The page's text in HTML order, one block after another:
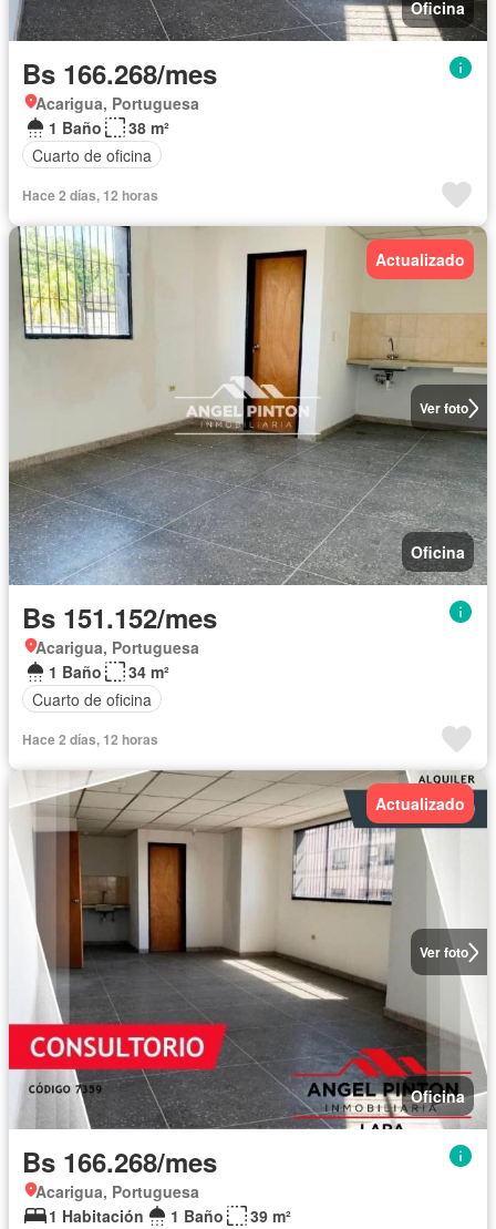
Oficina
Bs 166.268/mes
Acarigua, Portuguesa
1 Baño
38 m²
Cuarto de oficina
Hace 2 días, 12 horas
Ver foto
Actualizado
Oficina
Bs 151.152/mes
Acarigua, Portuguesa
1 Baño
34 m²
Cuarto de oficina
Hace 2 días, 12 horas
Ver foto
Actualizado
Oficina
Bs 166.268/mes
Acarigua, Portuguesa
1 Habitación
1 Baño
39 m²